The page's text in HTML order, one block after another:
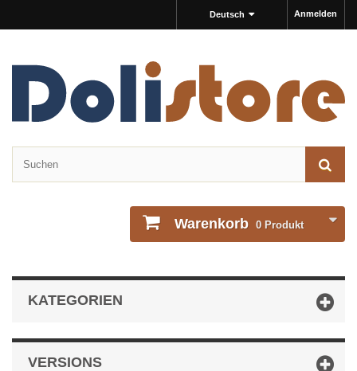
Anmelden
Deutsch
Warenkorb 0 Produkt
KATEGORIEN
VERSIONS